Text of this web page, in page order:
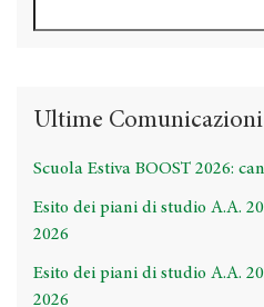
Ultime Comunicazioni
Scuola Estiva BOOST 2026:
Esito dei piani di studio A.A.
2026
Esito dei piani di studio A.A.
2026